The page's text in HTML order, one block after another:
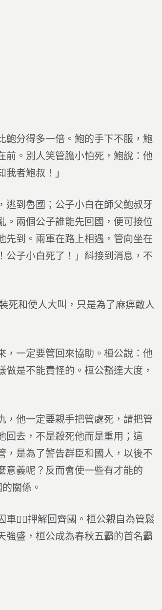
鮑分得多一倍。鮑的手下不服，鮑
前。別人笑管膽小怕死，鮑說：他
者鮑叔！」
逃到魯國；公子小白在師父鮑叔牙
。兩個公子誰能先回國，便可接位
先到。兩軍在路上相遇，管向坐在
公子小白死了！」紏接到消息，不
死和使人大叫，只是為了麻痹敵人
，一定要管回來協助。桓公說：他
是不能責怪的。桓公豁達大度，
，他一定要親手把管處死，請把管
回去，不是殺死他而是重用；這
，是為了警告群臣和國人，以後不
意義呢？反而會使一些有才能的
關係。
，押解回齊國。桓公親自為管鬆
強盛，桓公成為春秋五霸的首名霸